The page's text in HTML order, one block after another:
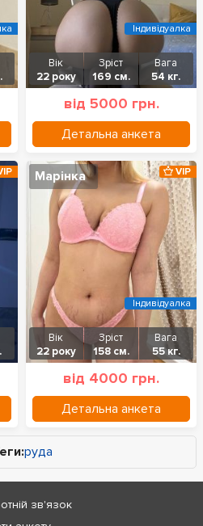
Вік
22 року
Зріст
169 см.
Вага
54 кг.
від 5000 грн.
Детальна анкета
Індивідуалка
Марінка
Вік
22 року
Зріст
158 см.
Вага
55 кг.
від 4000 грн.
Детальна анкета
VIP
Індивідуалка
руда
зв'язок